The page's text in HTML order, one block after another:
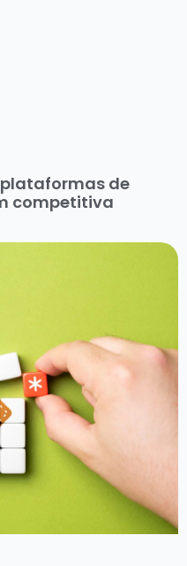
plataformas de
competitiva